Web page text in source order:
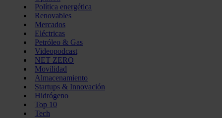
Política energética
Renovables
Mercados
Eléctricas
Petróleo & Gas
Videopodcast
NET ZERO
Movilidad
Almacenamiento
Startups & Innovación
Hidrógeno
Top 10
Tech